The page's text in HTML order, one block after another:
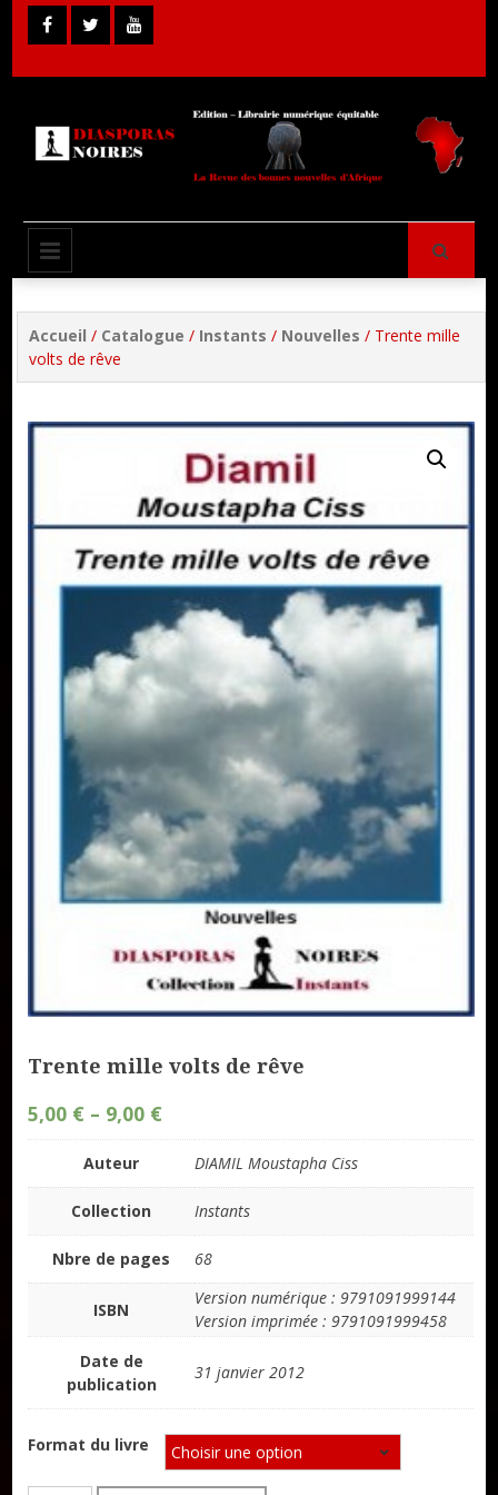
Skip
to
Diasporas
Accueil / Catalogue / Instants / Nouvelles / Trente mille
volts de rêve
Trente mille volts de rêve
5,00 € – 9,00 €
Auteur DIAMIL Moustapha Ciss
Collection Instants
Nbre de pages 68
ISBN
Version numérique : 9791091999144
Version imprimée : 9791091999458
Date de
publication
31 janvier 2012
Format du livre